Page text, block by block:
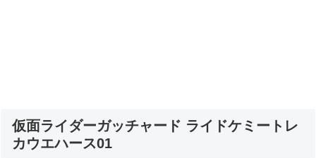
仮面ライダーガッチャード ライドケミートレ
カウエハース01